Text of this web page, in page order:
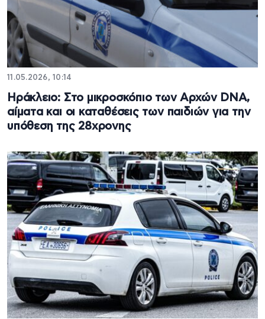
11.05.2026, 10:14
Ηράκλειο: Στο μικροσκόπιο των Αρχών DNA,
αίματα και οι καταθέσεις των παιδιών για την
υπόθεση της 28χρονης